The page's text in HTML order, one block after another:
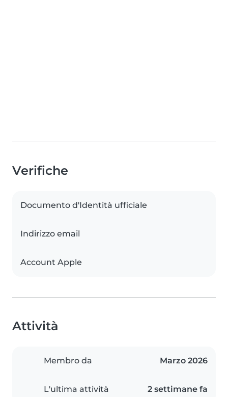
Verifiche
Documento d'Identità ufficiale
Indirizzo email
Account Apple
Attività
Membro da Marzo 2026
L'ultima attività 2 settimane fa